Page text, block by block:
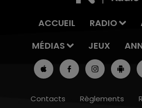
ACCUEIL RADIO
MÉDIAS
JEUX
Contacts Règlements